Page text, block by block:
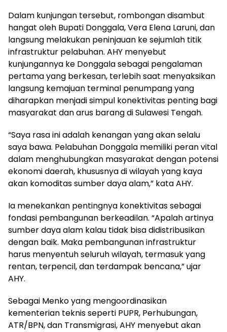
Dalam kunjungan tersebut, rombongan disambut
hangat oleh Bupati Donggala, Vera Elena Laruni, dan
langsung melakukan peninjauan ke sejumlah titik
infrastruktur pelabuhan. AHY menyebut
kunjungannya ke Donggala sebagai pengalaman
pertama yang berkesan, terlebih saat menyaksikan
langsung kemajuan terminal penumpang yang
diharapkan menjadi simpul konektivitas penting bagi
masyarakat dan arus barang di Sulawesi Tengah.
“Saya rasa ini adalah kenangan yang akan selalu
saya bawa. Pelabuhan Donggala memiliki peran vital
dalam menghubungkan masyarakat dengan potensi
ekonomi daerah, khususnya di wilayah yang kaya
akan komoditas sumber daya alam,” kata AHY.
Ia menekankan pentingnya konektivitas sebagai
fondasi pembangunan berkeadilan. “Apalah artinya
sumber daya alam kalau tidak bisa didistribusikan
dengan baik. Maka pembangunan infrastruktur
harus menyentuh seluruh wilayah, termasuk yang
rentan, terpencil, dan terdampak bencana,” ujar
AHY.
Sebagai Menko yang mengoordinasikan
kementerian teknis seperti PUPR, Perhubungan,
ATR/BPN, dan Transmigrasi, AHY menyebut akan